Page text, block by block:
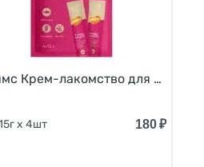
NEW 5г х 10шт
подушечки Здоровое
Крем-лакомство для кошек
х 4шт 180₽